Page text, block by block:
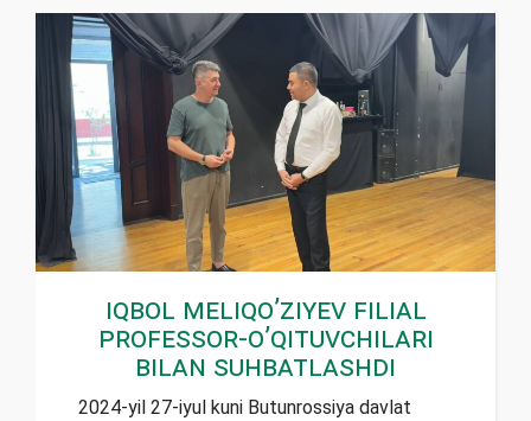
Iqbol Meliqo’ziyev filial
professor-o’qituvchilari
bilan suhbatlashdi
2024-yil 27-iyul kuni Butunrossiya davlat